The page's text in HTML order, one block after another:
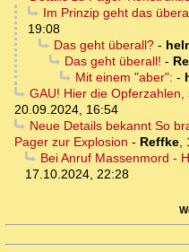
Im Prinzip geht das
19:08
Das geht überall?-
Das geht überall! -
Mit einem "aber": -
GAU! Hier die
20.09.2024, 16:54
Neue Details bekannt So
Pager zur Explosion - Reffke,
Bei Anruf Massenmord -
17.10.2024, 22:28